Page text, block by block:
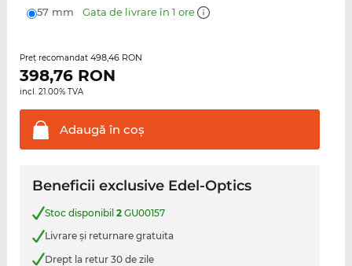
57 mm Gata de livrare în 1 ore
Preţ recomandat 498,46 RON
398,76RON
incl. 21.00% TVA
Adaugă în coş
Beneficii exclusive Edel-Optics
Stoc disponibil 2GU00157
Livrare şi returnare gratuita
Drept la retur 30 de zile